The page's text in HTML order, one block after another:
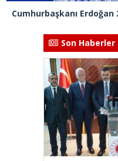
Son Haberler